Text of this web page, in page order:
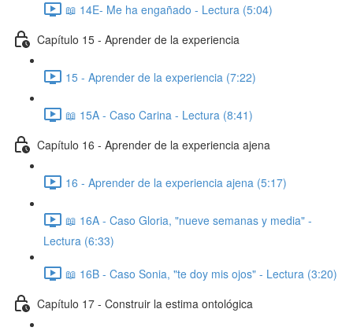
📖 14E- Me ha engañado - Lectura (5:04)
Capítulo 15 - Aprender de la experiencia
15 - Aprender de la experiencia (7:22)
📖 15A - Caso Carina - Lectura (8:41)
Capítulo 16 - Aprender de la experiencia ajena
16 - Aprender de la experiencia ajena (5:17)
📖 16A - Caso Gloria, "nueve semanas y media" -
Lectura (6:33)
📖 16B - Caso Sonia, "te doy mis ojos" - Lectura (3:20)
Capítulo 17 - Construir la estima ontológica